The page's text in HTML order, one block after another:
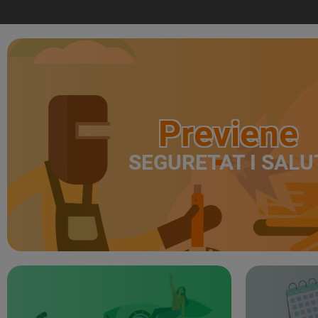
Previene
SEGURETAT I